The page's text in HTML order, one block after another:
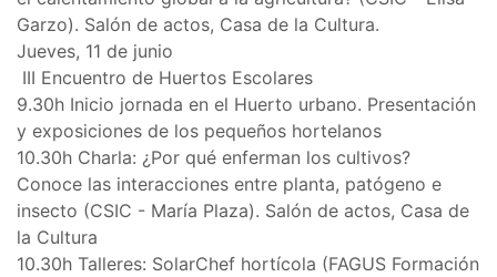
Garzo). Salón de actos, Casa de la Cultura.
Jueves, 11 de junio
III Encuentro de Huertos Escolares
9.30h Inicio jornada en el Huerto urbano. Presentación
y exposiciones de los pequeños hortelanos
10.30h Charla: ¿Por qué enferman los cultivos?
Conoce las interacciones entre planta, patógeno e
insecto (CSIC - María Plaza). Salón de actos, Casa de
la Cultura
10.30h Talleres: SolarChef hortícola (FAGUS Formación